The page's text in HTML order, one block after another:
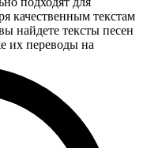
качественным текстам
найдете тексты песен
их переводы на